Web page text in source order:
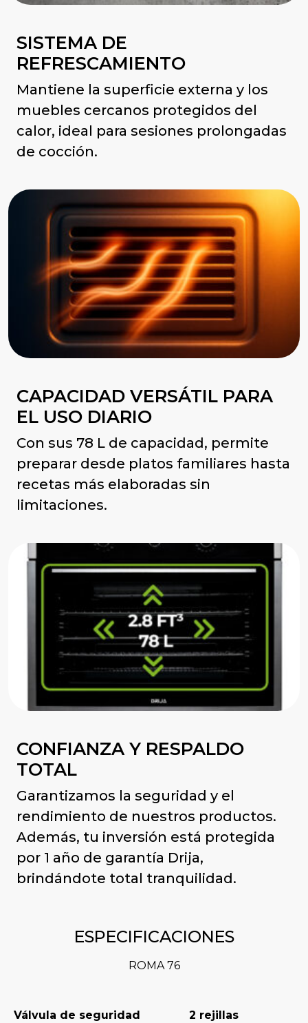
SISTEMA DE
REFRESCAMIENTO
Mantiene la superficie externa y los
muebles cercanos protegidos del
calor, ideal para sesiones prolongadas
de cocción.
CAPACIDAD VERSÁTIL PARA
EL USO DIARIO
Con sus 78 L de capacidad, permite
preparar desde platos familiares hasta
recetas más elaboradas sin
limitaciones.
CONFIANZA Y RESPALDO
TOTAL
Garantizamos la seguridad y el
rendimiento de nuestros productos.
Además, tu inversión está protegida
por 1 año de garantía Drija,
brindándote total tranquilidad.
ESPECIFICACIONES
ROMA 76
Válvula de seguridad 2 rejillas